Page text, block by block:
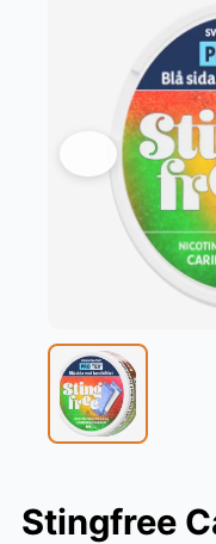
Stingfree